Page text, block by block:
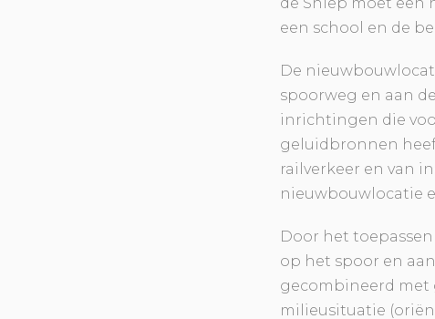
een school en de
De
spoorweg en aan
inrichtingen die
geluidbronnen
railverkeer en van
nieuwbouwlocatie
Door het
op het spoor en
gecombineerd met
milieusituatie